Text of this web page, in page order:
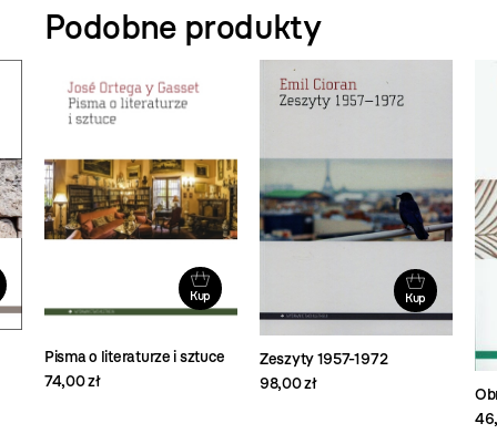
Podobne produkty
Kup
Pisma o literaturze i sztuce
74,00 zł
Kup
Zeszyty 1957-1972
98,00 zł